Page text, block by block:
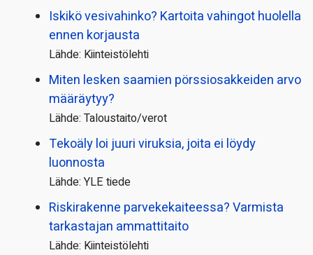
Iskikö vesivahinko? Kartoita vahingot huolella
ennen korjausta
Lähde: Kiinteistölehti
Miten lesken saamien pörssi­osakkeiden arvo
määräytyy?
Lähde: Taloustaito/verot
Tekoäly loi juuri viruksia, joita ei löydy
luonnosta
Lähde: YLE tiede
Riskirakenne parvekekaiteessa? Varmista
tarkastajan ammattitaito
Lähde: Kiinteistölehti